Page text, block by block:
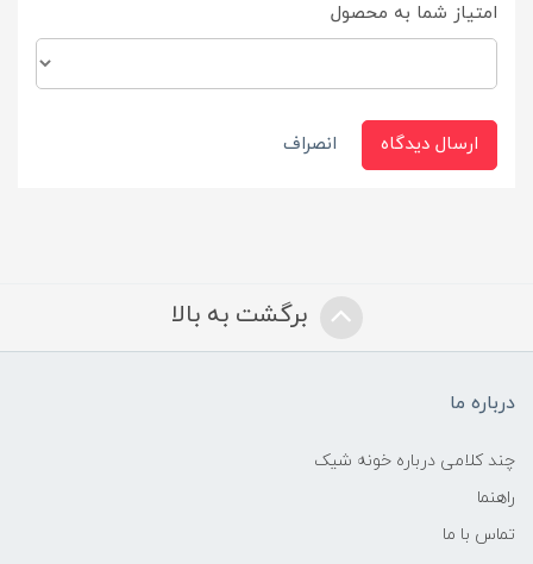
امتیاز شما به محصول
ارسال دیدگاه انصراف
برگشت به بالا
درباره ما
چند کلامی درباره خونه شیک
راهنما
تماس با ما